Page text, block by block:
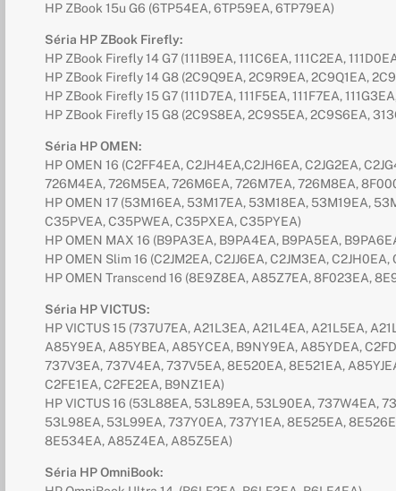
HP ZBook 15u G6 (6TP54EA, 6TP59EA, 6TP79EA)
Séria HP ZBook Firefly:
HP ZBook Firefly 14 G7 (111B9EA, 111C6EA, 111C2EA,
HP ZBook Firefly 14 G8 (2C9Q9EA, 2C9R9EA, 2C9Q1EA,
HP ZBook Firefly 15 G7 (111D7EA, 111F5EA, 111F7EA,
HP ZBook Firefly 15 G8 (2C9S8EA, 2C9S5EA, 2C9S6EA,
Séria HP OMEN:
HP OMEN 16 (C2FF4EA, C2JH4EA,C2JH6EA, C2JG2EA,
726M4EA, 726M5EA, 726M6EA, 726M7EA, 726M8EA,
HP OMEN 17 (53M16EA, 53M17EA, 53M18EA, 53M19EA,
C35PVEA, C35PWEA, C35PXEA, C35PYEA)
HP OMEN MAX 16 (B9PA3EA, B9PA4EA, B9PA5EA,
HP OMEN Slim 16 (C2JM2EA, C2JJ6EA, C2JM3EA, C2JH0EA,
HP OMEN Transcend 16 (8E9Z8EA, A85Z7EA, 8F023EA,
Séria HP VICTUS:
HP VICTUS 15 (737U7EA, A21L3EA, A21L4EA, A21L5EA,
A85Y9EA, A85YBEA, A85YCEA, B9NY9EA, A85YDEA,
737V3EA, 737V4EA, 737V5EA, 8E520EA, 8E521EA,
C2FE1EA, C2FE2EA, B9NZ1EA)
HP VICTUS 16 (53L88EA, 53L89EA, 53L90EA, 737W4EA,
53L98EA, 53L99EA, 737Y0EA, 737Y1EA, 8E525EA,
8E534EA, A85Z4EA, A85Z5EA)
Séria HP OmniBook: